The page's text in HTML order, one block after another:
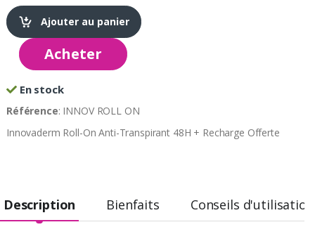
Ajouter au panier
Acheter
En stock
Référence: INNOV ROLL ON
Innovaderm Roll-On Anti-Transpirant 48H + Recharge Offerte
Description Bienfaits Conseils d'utilisation